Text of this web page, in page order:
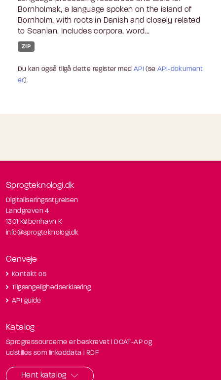
Bornholmsk, a language spoken on the island of
Bornholm, with roots in Danish and closely related
to Scanian. Includes corpora, word...
ZIP
Du kan også tilgå dette register med API (seAPI-dokument
er).
Sprogteknologi.dk
Digitaliseringsstyrelsen
Landgreven 4
1301 København K
info@sprogteknologi.dk
Genveje
Kontakt os
Tilgængelighedserklæring
API guide
Katalog
Sprogressourcerne er beskrevet i DCAT-AP og
udstilles som linkeddata i RDF
Hent katalog